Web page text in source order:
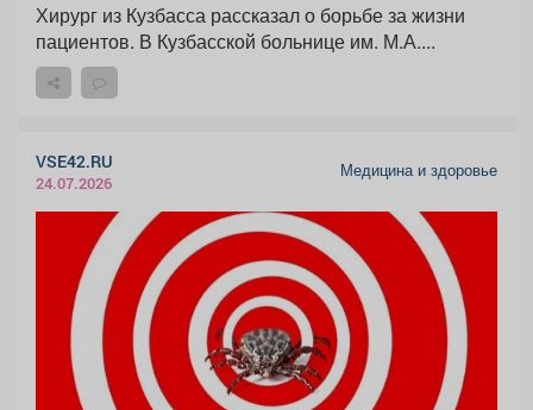
Хирург из Кузбасса рассказал о борьбе за жизни
пациентов. В Кузбасской больнице им. М.А....
VSE42.RU
24.07.2026
Медицина и здоровье